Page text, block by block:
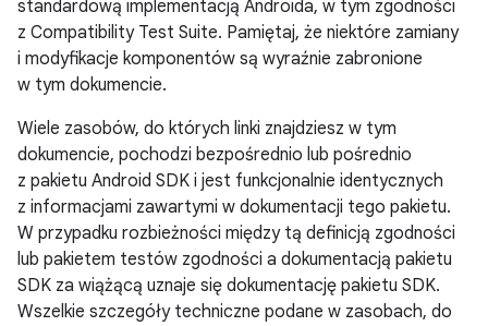
standardową implementacją Androida, w tym zgodności
z Compatibility Test Suite. Pamiętaj, że niektóre zamiany
i modyfikacje komponentów są wyraźnie zabronione
w tym dokumencie.
Wiele zasobów, do których linki znajdziesz w tym
dokumencie, pochodzi bezpośrednio lub pośrednio
z pakietu Android SDK i jest funkcjonalnie identycznych
z informacjami zawartymi w dokumentacji tego pakietu.
W przypadku rozbieżności między tą definicją zgodności
lub pakietem testów zgodności a dokumentacją pakietu
SDK za wiążącą uznaje się dokumentację pakietu SDK.
Wszelkie szczegóły techniczne podane w zasobach, do